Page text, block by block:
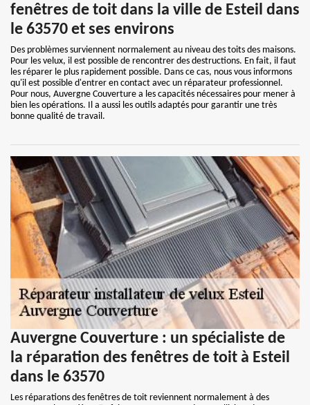
fenêtres de toit dans la ville de Esteil dans
le 63570 et ses environs
Des problèmes surviennent normalement au niveau des toits des maisons.
Pour les velux, il est possible de rencontrer des destructions. En fait, il faut
les réparer le plus rapidement possible. Dans ce cas, nous vous informons
qu'il est possible d'entrer en contact avec un réparateur professionnel.
Pour nous, Auvergne Couverture a les capacités nécessaires pour mener à
bien les opérations. Il a aussi les outils adaptés pour garantir une très
bonne qualité de travail.
Auvergne Couverture : un spécialiste de
la réparation des fenêtres de toit à Esteil
dans le 63570
Les réparations des fenêtres de toit reviennent normalement à des